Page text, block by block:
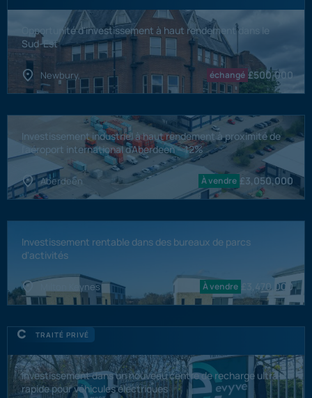
Opportunité d'investissement à haut rendement dans le
Sud-Est
Newbury, échangé £500,000
Investissement industriel à haut rendement à proximité de
l'aéroport international d'Aberdeen – 12%
Aberdeen À vendre £3,050,000
Investissement rentable dans des bureaux de parcs
d'activités
Milton Keynes À vendre 3,470,000
TRAITÉ PRIVÉ
Investissement dans un nouveau centre de recharge ultra-
rapide pour véhicules électriques